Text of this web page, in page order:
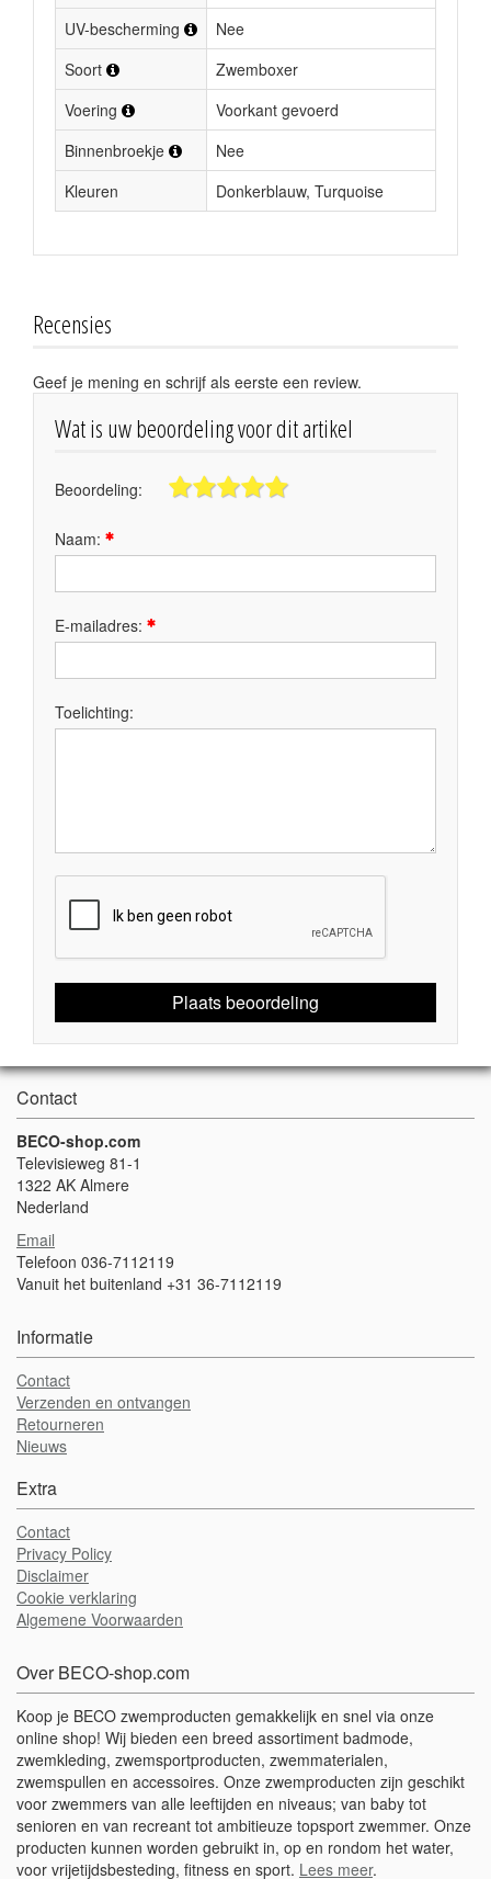
UV-bescherming
Nee
Soort
Zwemboxer
Voering
Voorkant gevoerd
Binnenbroekje
Nee
Kleuren
Donkerblauw, Turquoise
Recensies
Geef je mening en schrijf als eerste een review.
Wat is uw beoordeling voor dit artikel
Beoordeling:
Naam:
E-mailadres:
Toelichting:
Plaats beoordeling
Contact
BECO-shop.com
Televisieweg 81-1
1322 AK Almere
Nederland
Email
Telefoon 036-7112119
Vanuit het buitenland +31 36-7112119
Informatie
Contact
Verzenden en ontvangen
Retourneren
Nieuws
Extra
Contact
Privacy Policy
Disclaimer
Cookie verklaring
Algemene Voorwaarden
Over BECO-shop.com
Koop je BECO zwemproducten gemakkelijk en snel via onze
online shop! Wij bieden een breed assortiment badmode,
zwemkleding, zwemsportproducten, zwemmaterialen,
zwemspullen en accessoires. Onze zwemproducten zijn geschikt
voor zwemmers van alle leeftijden en niveaus; van baby tot
senioren en van recreant tot ambitieuze topsport zwemmer. Onze
producten kunnen worden gebruikt in, op en rondom het water,
voor vrijetijdsbesteding, fitness en sport. Lees meer.